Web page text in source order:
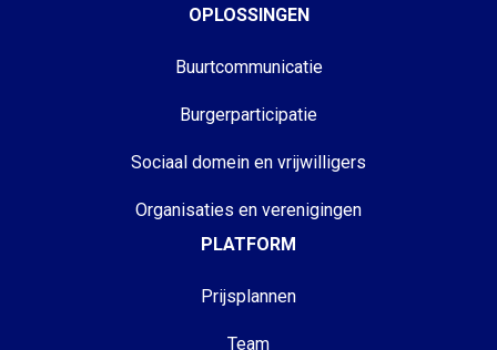
OPLOSSINGEN
Buurtcommunicatie
Burgerparticipatie
Sociaal domein en vrijwilligers
Organisaties en verenigingen
PLATFORM
Prijsplannen
Team